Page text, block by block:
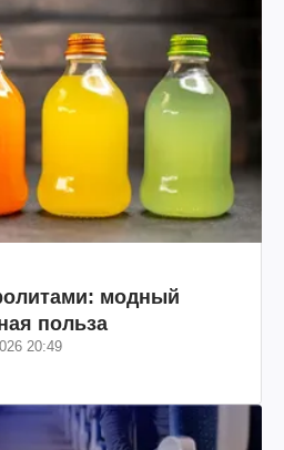
модный
польза
20:49